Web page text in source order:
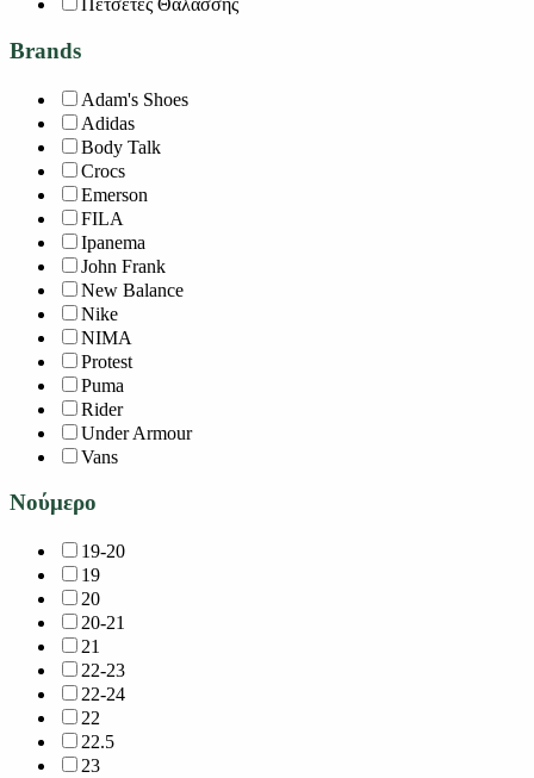
Πετσέτες Θαλάσσης
Brands
Adam's Shoes
Adidas
Body Talk
Crocs
Emerson
FILA
Ipanema
John Frank
New Balance
Nike
NIMA
Protest
Puma
Rider
Under Armour
Vans
Νούμερο
19-20
19
20
20-21
21
22-23
22-24
22
22.5
23